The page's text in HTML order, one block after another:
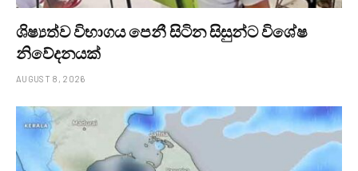
ශිෂ්‍යත්ව විභාගය පෙනී සිටින සිසුන්ට විශේෂ
නිවේදනයක්
AUGUST 8, 2026